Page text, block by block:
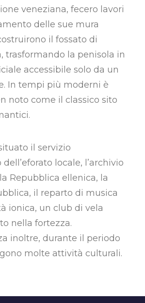
veneziana, fecero lavori
delle sue mura
il fossato di
trasformando la penisola in
accessibile solo da un
In tempi più moderni è
noto come il classico sito
il servizio
locale, l’archivio
Repubblica ellenica, la
il reparto di musica
ionica, un club di vela
nella fortezza.
inoltre, durante il periodo
molte attività culturali.